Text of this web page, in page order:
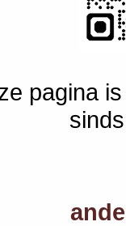
pagina